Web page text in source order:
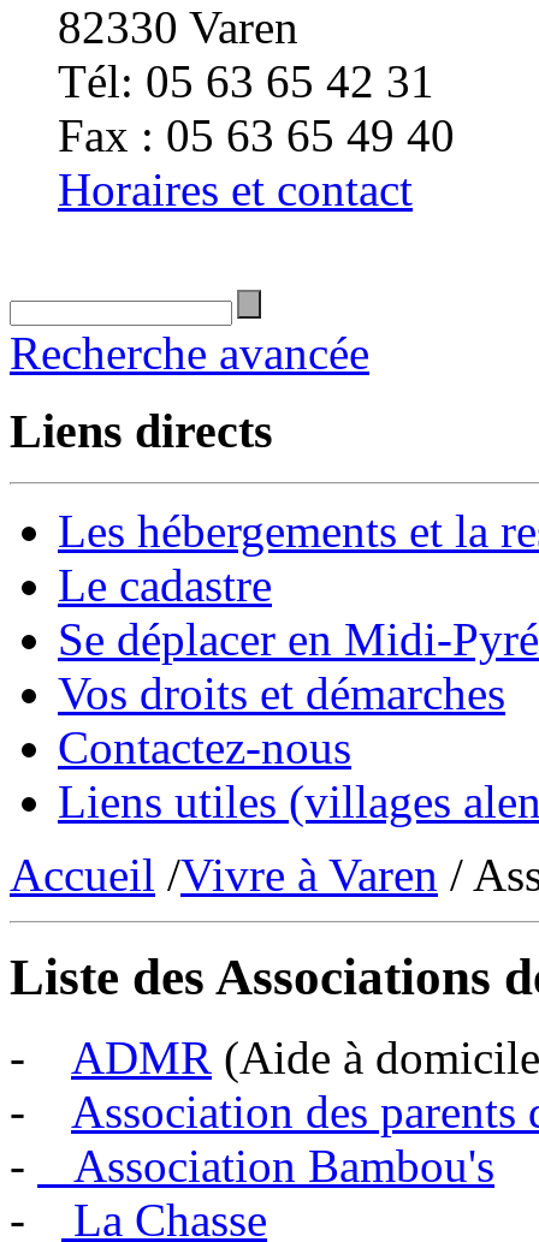
82330 Varen
Tél: 05 63 65 42 31
Fax : 05 63 65 49 40
Horaires et contact
Recherche avancée
Liens directs
Les hébergements et la
Le cadastre
Se déplacer en Midi-
Vos droits et démarches
Contactez-nous
Liens utiles (villages
Accueil /Vivre à Varen /
Liste des Associations
- ADMR (Aide à
- Association des parents
-
Association Bambou's
-
La Chasse